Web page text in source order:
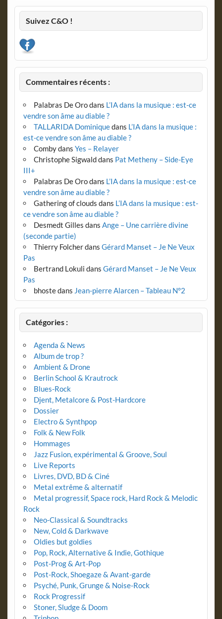
Suivez C&O !
Commentaires récents :
Palabras De Orodans L’IA dans la musique : est-ce
vendre son âme au diable ?
TALLARIDA Dominiquedans L’IA dans la musique :
est-ce vendre son âme au diable ?
Combydans Yes – Relayer
Christophe Sigwalddans Pat Metheny – Side-Eye
III+
Palabras De Orodans L’IA dans la musique : est-ce
vendre son âme au diable ?
Gathering of clouds dans L’IA dans la musique : est-
ce vendre son âme au diable ?
Desmedt Gilles dans Ange – Une carrière divine
(seconde partie)
Thierry Folcherdans Gérard Manset – Je Ne Veux
Pas
Bertrand Lokuli dans Gérard Manset – Je Ne Veux
Pas
bhostedans Jean-pierre Alarcen – Tableau N°2
Catégories :
Agenda & News
Album de trop ?
Ambient & Drone
Berlin School & Krautrock
Blues-Rock
Djent, Metalcore & Post-Hardcore
Dossier
Electro & Synthpop
Folk & New Folk
Hommages
Jazz Fusion, expérimental & Groove, Soul
Live Reports
Livres, DVD, BD & Ciné
Metal extrême & alternatif
Metal progressif, Space rock, Hard Rock & Melodic
Rock
Neo-Classical & Soundtracks
New, Cold & Darkwave
Oldies but goldies
Pop, Rock, Alternative & Indie, Gothique
Post-Prog & Art-Pop
Post-Rock, Shoegaze & Avant-garde
Psyché, Punk, Grunge & Noise-Rock
Rock Progressif
Stoner, Sludge & Doom